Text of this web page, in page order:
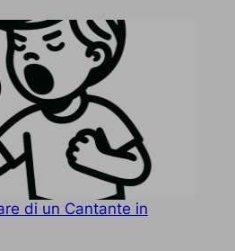
di un Cantante in